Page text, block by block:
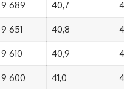
9 689 40,7
9 651 40,8
9 610 40,9
9 600 41,0